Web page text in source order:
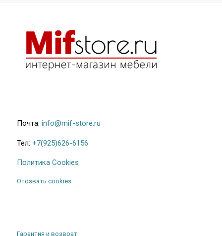
Почта: info@mif-store.ru
Тел: +7(925)626-6156
Политика Cookies
Отозвать cookies
Гарантия и возврат